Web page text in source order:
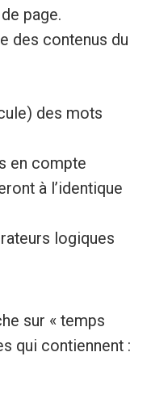
page.
des contenus du
des mots
en compte
à l’identique
logiques
sur « temps
qui contiennent :